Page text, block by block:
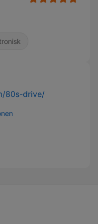
80s-drive/